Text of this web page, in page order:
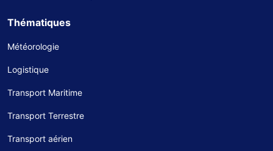
Thématiques
Météorologie
Logistique
Transport Maritime
Transport Terrestre
Transport aérien